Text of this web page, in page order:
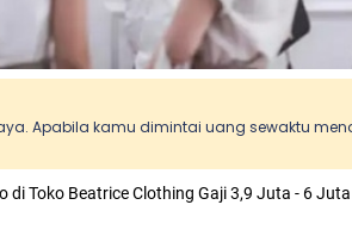
Apabila kamu dimintai uang sewaktu
di Toko Beatrice Clothing Gaji 3,9 Juta - 6